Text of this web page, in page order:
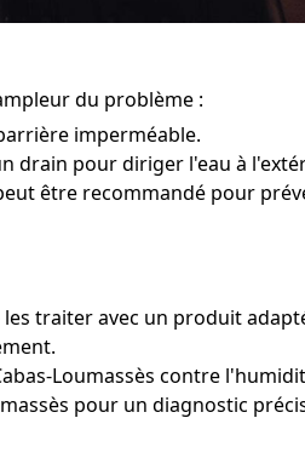
du problème :
imperméable.
drain pour diriger l'eau à
être recommandé pour
traiter avec un produit
Loumassès contre
pour un diagnostic